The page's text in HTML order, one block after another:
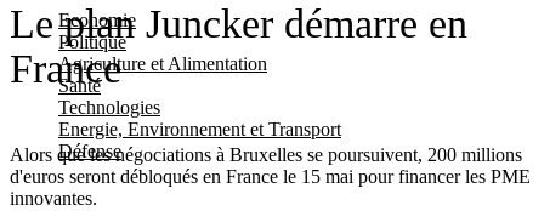
Economie
Politique
Agriculture et Alimentation
Santé
Technologies
Energie, Environnement et Transport
Défense
Le plan Juncker démarre en
France
Alors que les négociations à Bruxelles se poursuivent, 200 millions
d'euros seront débloqués en France le 15 mai pour financer les PME
innovantes.